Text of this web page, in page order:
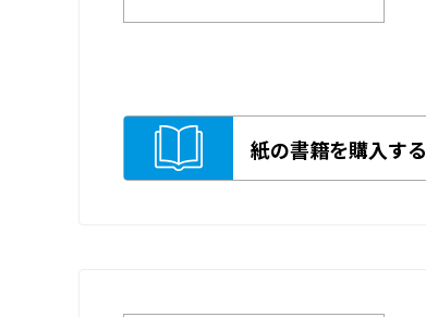
紙の書籍を購入する